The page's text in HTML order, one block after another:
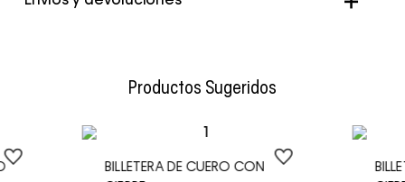
Productos Sugeridos
BILLETERA DE CUERO CON